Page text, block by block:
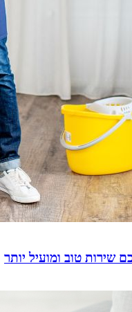
שירות טוב ומועיל יותר